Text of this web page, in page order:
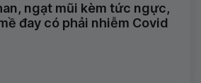
ngạt mũi kèm tức ngực,
đay có phải nhiễm Covid